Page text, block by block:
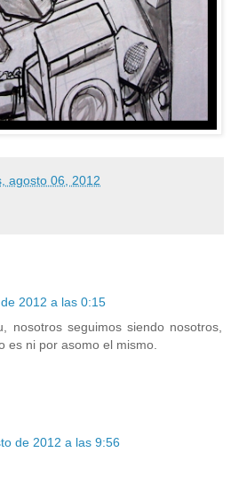
agosto 06, 2012
2012 a las 0:15
nosotros seguimos siendo nosotros,
es ni por asomo el mismo.
de 2012 a las 9:56